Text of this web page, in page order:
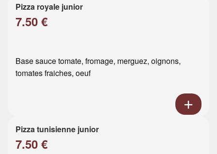
Pizza royale junior
7.50 €
Base sauce tomate, fromage, merguez, oignons,
tomates fraiches, oeuf
Pizza tunisienne junior
7.50 €